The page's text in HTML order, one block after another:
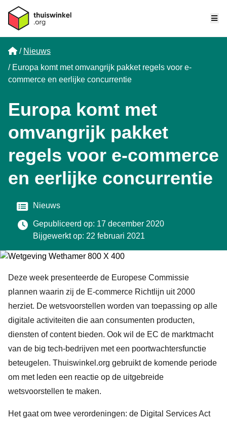
Home
Nieuws
Europa komt met omvangrijk pakket regels voor e-
commerce en eerlijke concurrentie
Europa komt met
omvangrijk pakket
regels voor e-commerce
en eerlijke concurrentie
Categorie
Nieuws
Gepubliceerd op: 17 december 2020
Bijgewerkt op: 22 februari 2021
Deze week presenteerde de Europese Commissie
plannen waarin zij de E-commerce Richtlijn uit 2000
herziet. De wetsvoorstellen worden van toepassing op alle
digitale activiteiten die aan consumenten producten,
diensten of content bieden. Ook wil de EC de marktmacht
van de big tech-bedrijven met een poortwachtersfunctie
beteugelen. Thuiswinkel.org gebruikt de komende periode
om met leden een reactie op de uitgebreide
wetsvoorstellen te maken.
Het gaat om twee verordeningen: de Digital Services Act